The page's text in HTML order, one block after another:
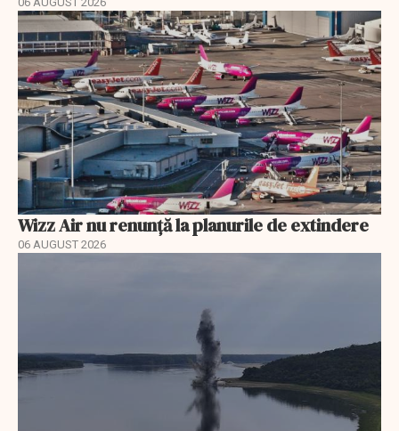
Wizz Air nu renunță la planurile de extindere
06 AUGUST 2026